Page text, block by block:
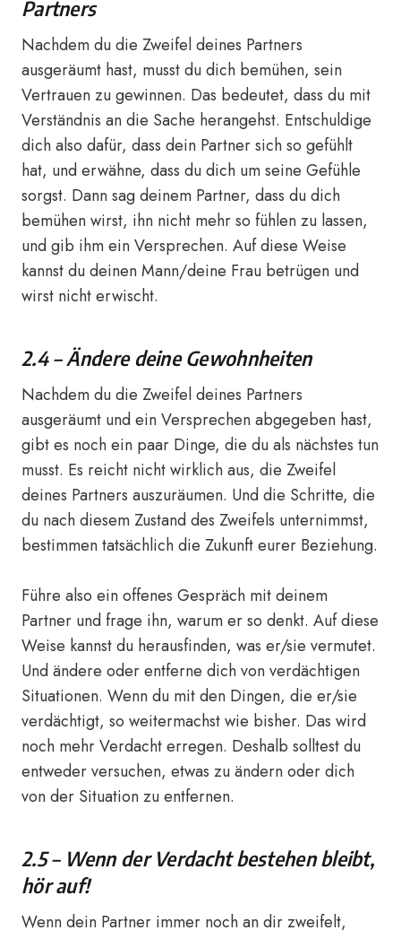
Partners
Nachdem du die Zweifel deines Partners
ausgeräumt hast, musst du dich bemühen, sein
Vertrauen zu gewinnen. Das bedeutet, dass du mit
Verständnis an die Sache herangehst. Entschuldige
dich also dafür, dass dein Partner sich so gefühlt
hat, und erwähne, dass du dich um seine Gefühle
sorgst. Dann sag deinem Partner, dass du dich
bemühen wirst, ihn nicht mehr so fühlen zu lassen,
und gib ihm ein Versprechen. Auf diese Weise
kannst du deinen Mann/deine Frau betrügen und
wirst nicht erwischt.
2.4 – Ändere deine Gewohnheiten
Nachdem du die Zweifel deines Partners
ausgeräumt und ein Versprechen abgegeben hast,
gibt es noch ein paar Dinge, die du als nächstes tun
musst. Es reicht nicht wirklich aus, die Zweifel
deines Partners auszuräumen. Und die Schritte, die
du nach diesem Zustand des Zweifels unternimmst,
bestimmen tatsächlich die Zukunft eurer Beziehung.
Führe also ein offenes Gespräch mit deinem
Partner und frage ihn, warum er so denkt. Auf diese
Weise kannst du herausfinden, was er/sie vermutet.
Und ändere oder entferne dich von verdächtigen
Situationen. Wenn du mit den Dingen, die er/sie
verdächtigt, so weitermachst wie bisher. Das wird
noch mehr Verdacht erregen. Deshalb solltest du
entweder versuchen, etwas zu ändern oder dich
von der Situation zu entfernen.
2.5 – Wenn der Verdacht bestehen bleibt,
hör auf!
Wenn dein Partner immer noch an dir zweifelt,